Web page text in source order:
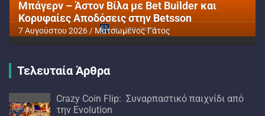
Μπάγερν – Άστον Βίλα με Bet Builder και
Κορυφαίες Αποδόσεις στην Betsson
7 Αυγούστου 2026 Ματσωμένος Γάτος
Τελευταία Άρθρα
Crazy Coin Flip: Συναρπαστικό παιχνίδι από
την Evolution